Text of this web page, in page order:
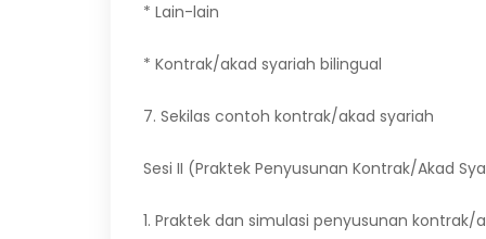
* Lain-lain
* Kontrak/akad syariah bilingual
7. Sekilas contoh kontrak/akad syariah
Sesi II (Praktek Penyusunan Kontrak/Akad
1. Praktek dan simulasi penyusunan kontrak/